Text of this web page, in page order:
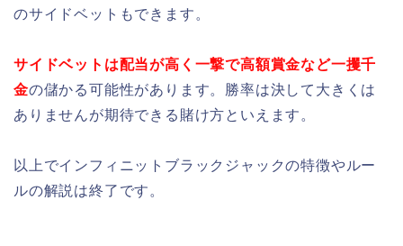
のサイドベットもできます。
サイドベットは配当が高く一撃で高額賞金など一攫千
金の儲かる可能性があります。勝率は決して大きくは
ありませんが期待できる賭け方といえます。
以上でインフィニットブラックジャックの特徴やルー
ルの解説は終了です。